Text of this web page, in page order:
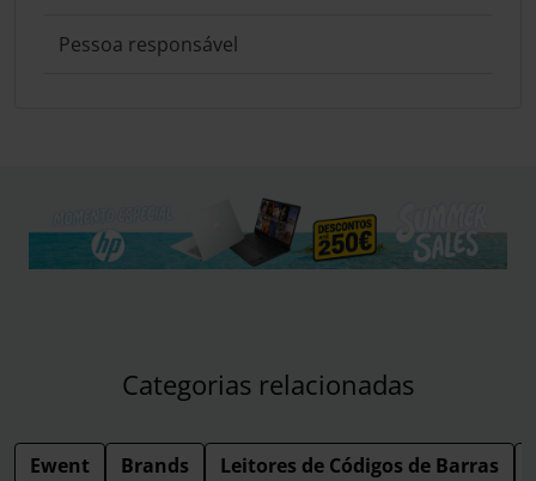
Pessoa responsável
Categorias relacionadas
Ewent Brands Leitores de Códigos de Barras